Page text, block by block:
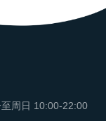
周日 10:00-22:00